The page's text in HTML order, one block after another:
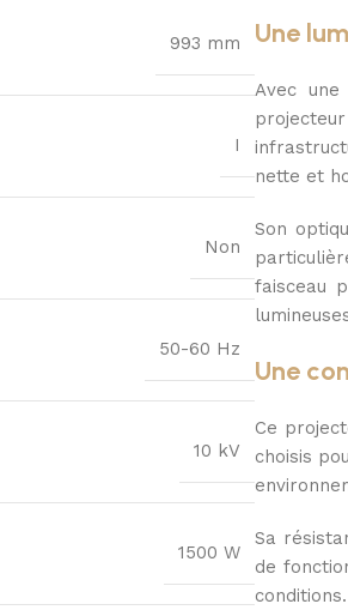
993 mm
I
Non
50-60 Hz
10 kV
1500 W
Une
Avec
nette et
Son
faisceau
Une
Ce
choisis
Sa
de